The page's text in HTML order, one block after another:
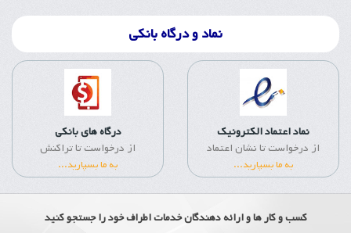
نماد و درگاه بانکی
نماد اعتماد الکترونیک
از درخواست تا نشان اعتماد
به ما بسپارید...
درگاه های بانکی
از درخواست تا تراکنش
به ما بسپارید...
کسب و کار ها و ارائه دهندگان خدمات اطراف خود را جستجو کنید